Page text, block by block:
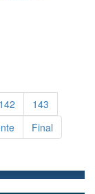
142
143
Final